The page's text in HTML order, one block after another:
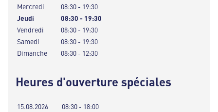
Mercredi
08:30 - 19:30
Jeudi
08:30 - 19:30
Vendredi
08:30 - 19:30
Samedi
08:30 - 19:30
Dimanche
08:30 - 12:30
Heures d'ouverture spéciales
15.08.2026
08:30 - 18:00